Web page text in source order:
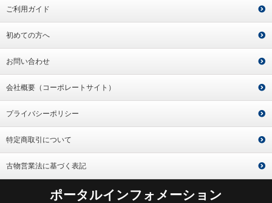
ご利用ガイド
初めての方へ
お問い合わせ
会社概要（コーポレートサイト）
プライバシーポリシー
特定商取引について
古物営業法に基づく表記
ポータルインフォメーション